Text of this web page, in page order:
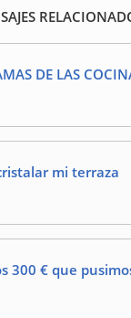
DE LAS
mi terraza
300 € que